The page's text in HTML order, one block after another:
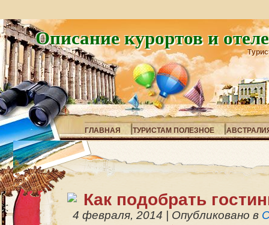
Описание курортов и
ГЛАВНАЯ ТУРИСТАМ ПОЛЕЗНОЕ
Как подобрать
4 февраля, 2014 Опубликовано в